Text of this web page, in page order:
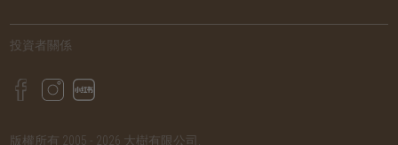
投資者關係
版權所有 2005 - 2026 大樹有限公司.